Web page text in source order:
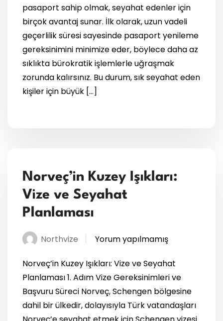
pasaport sahip olmak, seyahat edenler için
birçok avantaj sunar. İlk olarak, uzun vadeli
geçerlilik süresi sayesinde pasaport yenileme
gereksinimini minimize eder, böylece daha az
sıklıkta bürokratik işlemlerle uğraşmak
zorunda kalırsınız. Bu durum, sık seyahat eden
kişiler için büyük […]
Norveç’in Kuzey Işıkları:
Vize ve Seyahat
Planlaması
Northvize Yorum yapılmamış
Norveç’in Kuzey Işıkları: Vize ve Seyahat
Planlaması 1. Adım Vize Gereksinimleri ve
Başvuru Süreci Norveç, Schengen bölgesine
dahil bir ülkedir, dolayısıyla Türk vatandaşları